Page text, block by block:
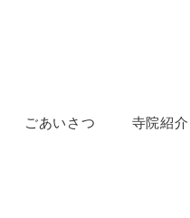
ごあいさつ 寺院紹介